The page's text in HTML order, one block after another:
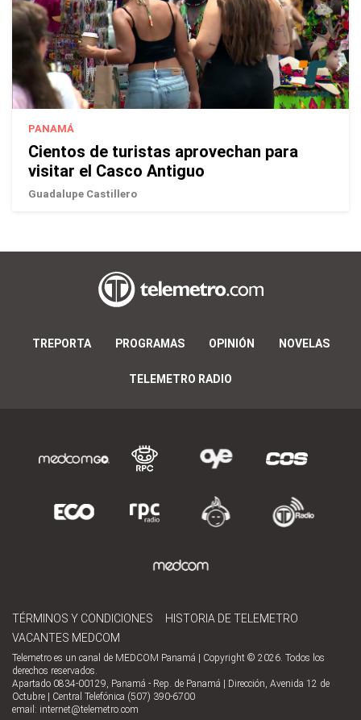
PANAMÁ
Cientos de turistas aprovechan para
visitar el Casco Antiguo
Guadalupe Castillero
TREPORTA PROGRAMAS OPINIÓN NOVELAS
TELEMETRO RADIO
TÉRMINOS Y CONDICIONES
HISTORIA DE TELEMETRO
VACANTES MEDCOM
Telemetro es un canal de MEDCOM Panamá | Copyright © 2026. Todos los
derechos reservados.
Apartado 0834-00129, Panamá - Rep. de Panamá | Dirección, Avenida 12 de
Octubre | Central Telefónica (507) 390-6700
email: internet@telemetro.com